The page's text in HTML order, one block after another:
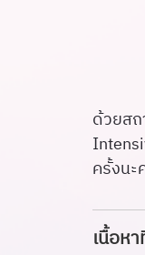
ด้วยส
ครั้งนะ
เนื้อห